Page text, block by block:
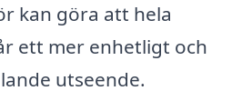
kan göra att hela
ett mer enhetligt och
utseende.